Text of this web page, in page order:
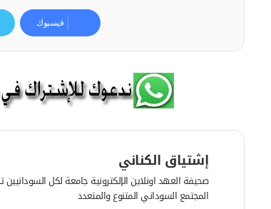
فيسبوك
إشتياق الكناني
صحيفة العهد اونلاين الإلكترونية جامعة لكل السودانيين
المجتمع السوداني المتنوع والمتعدد